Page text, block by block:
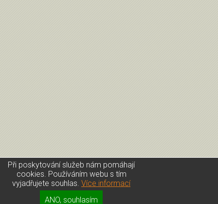
Kontakt|Přihlášení|GDPR
Při poskytování služeb nám pomáhají
cookies. Používáním webu s tím
vyjadřujete souhlas. Více informací
ANO, souhlasím